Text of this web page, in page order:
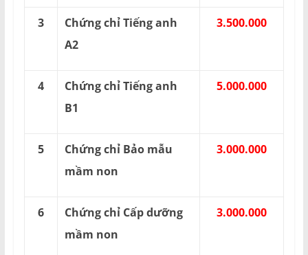
3
Chứng chỉ Tiếng anh
A2
3.500.000
4
Chứng chỉ Tiếng anh
B1
5.000.000
5
Chứng chỉ Bảo mẫu
mầm non
3.000.000
6
Chứng chỉ Cấp dưỡng
mầm non
3.000.000